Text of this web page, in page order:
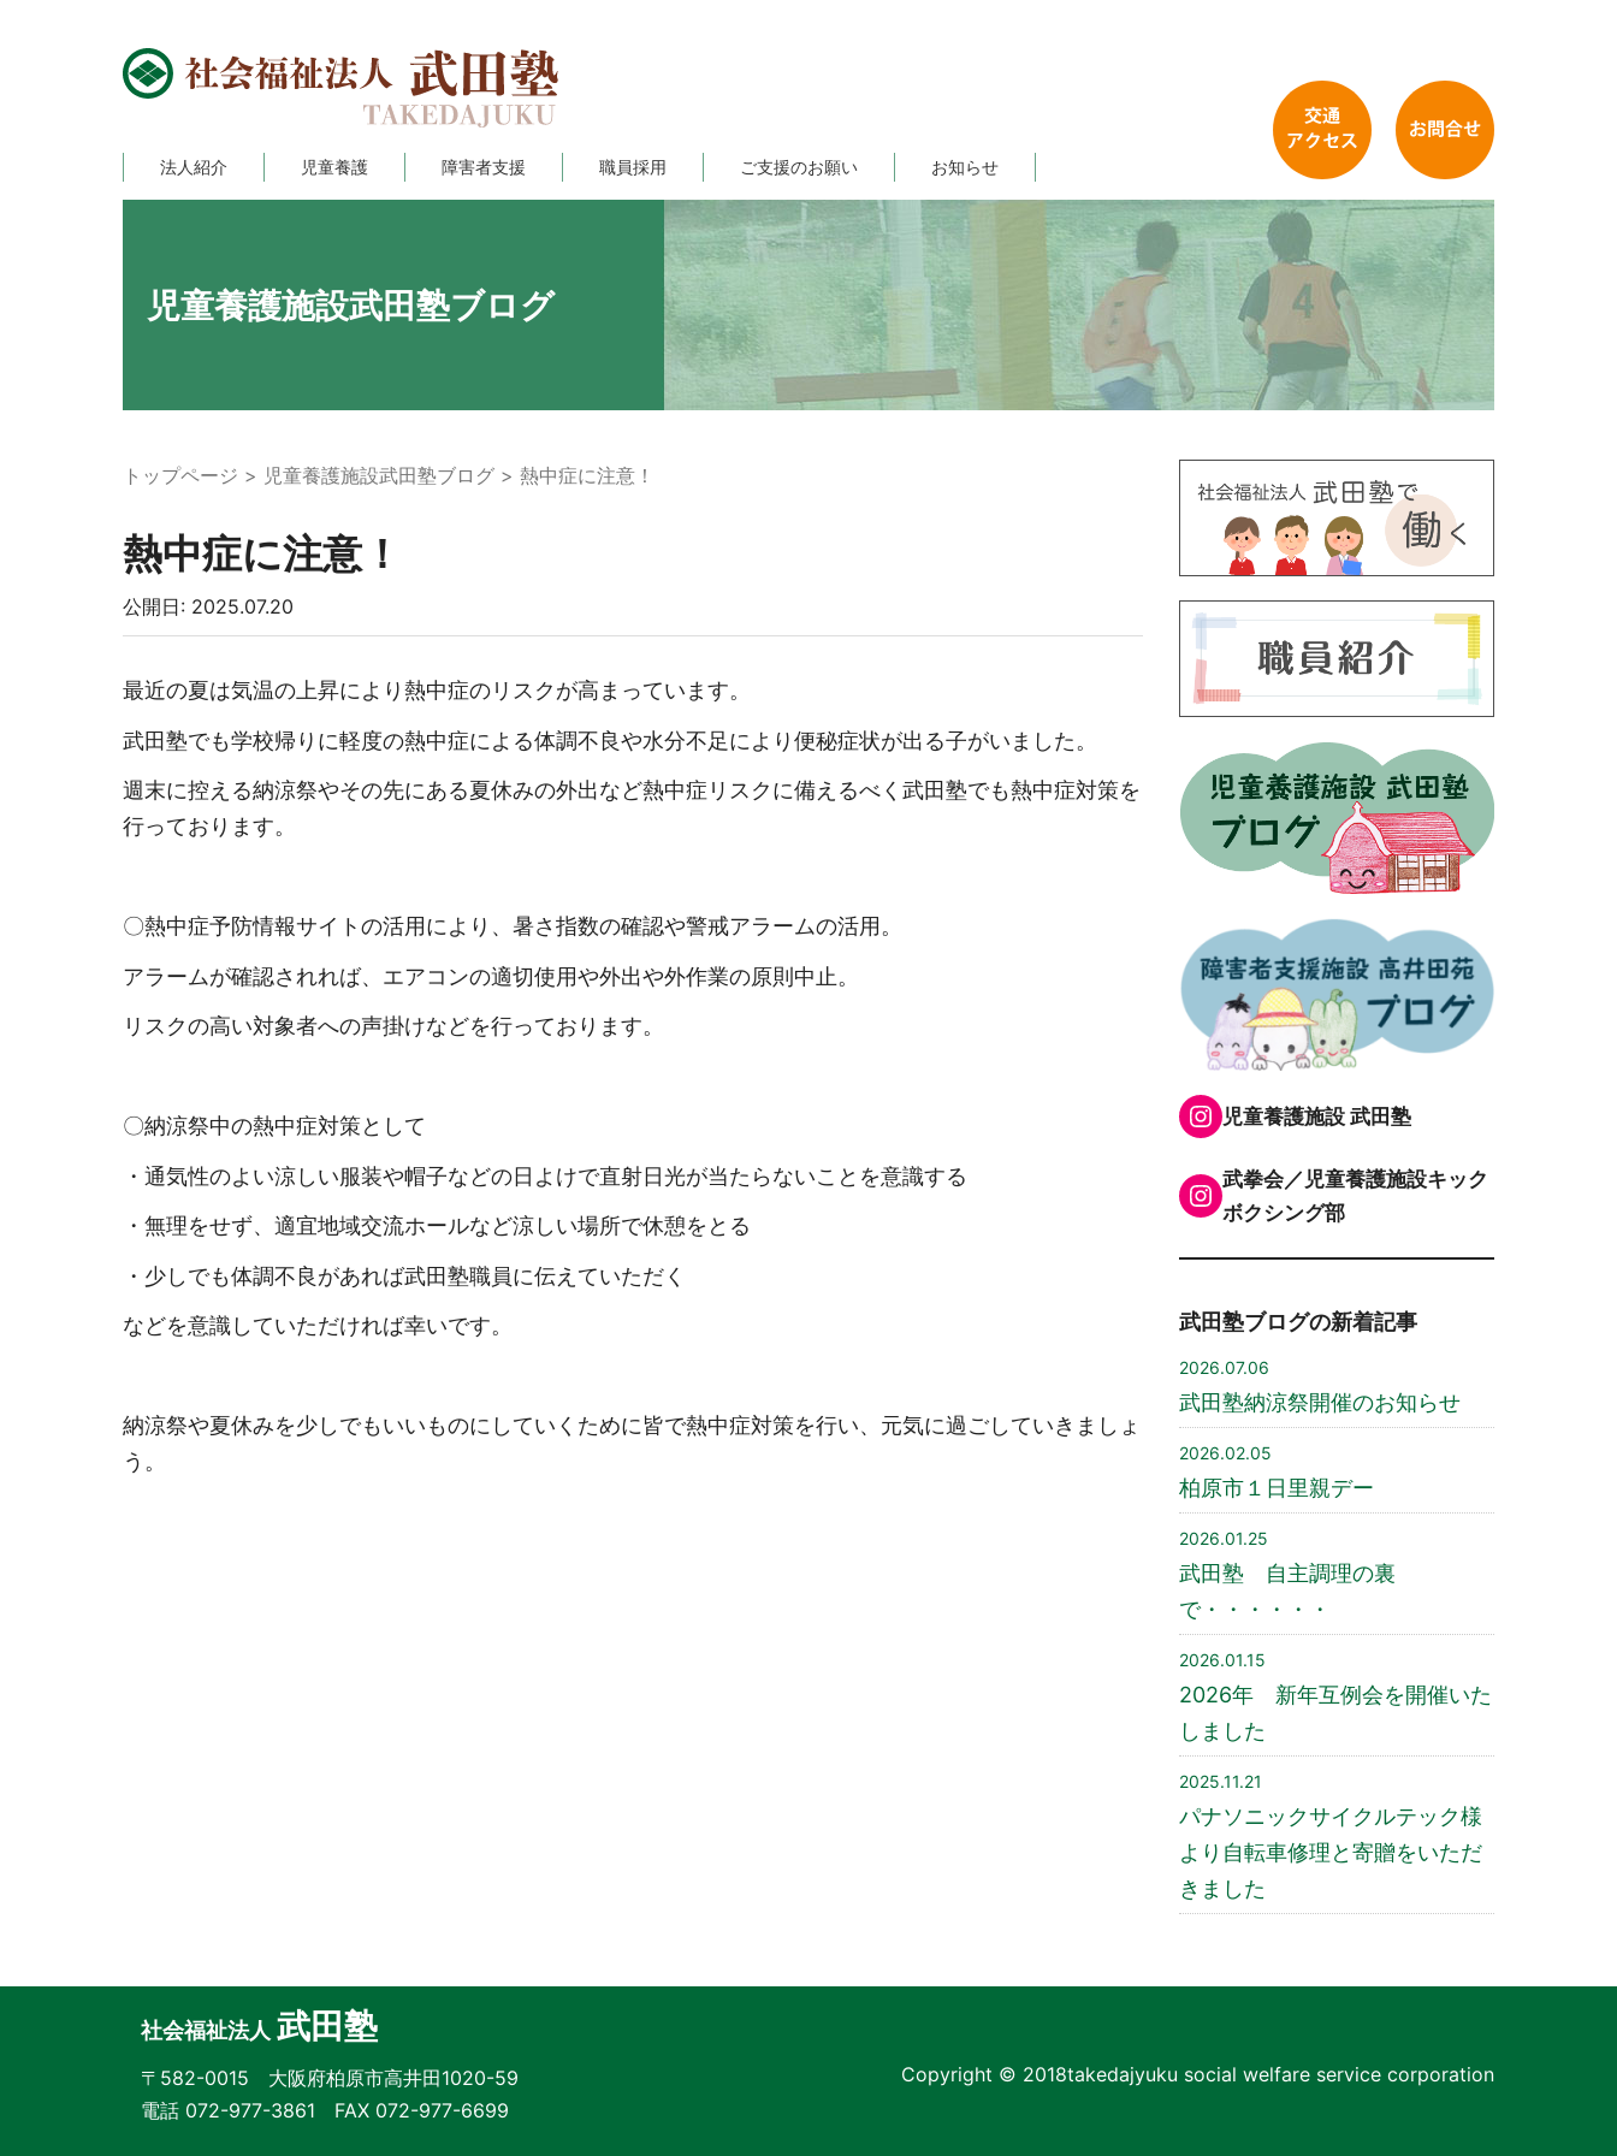
法人紹介 児童養護 障害者支援 職員採用 ご支援のお願い お知らせ
児童養護施設武田塾ブログ
トップページ 児童養護施設武田塾ブログ 熱中症に注意！
熱中症に注意！
公開日: 2025.07.20
最近の夏は気温の上昇により熱中症のリスクが高まっています。
武田塾でも学校帰りに軽度の熱中症による体調不良や水分不足により便秘症状が出る子がいました。
週末に控える納涼祭やその先にある夏休みの外出など熱中症リスクに備えるべく武田塾でも熱中症対策を
行っております。
〇熱中症予防情報サイトの活用により、暑さ指数の確認や警戒アラームの活用。
アラームが確認されれば、エアコンの適切使用や外出や外作業の原則中止。
リスクの高い対象者への声掛けなどを行っております。
〇納涼祭中の熱中症対策として
・通気性のよい涼しい服装や帽子などの日よけで直射日光が当たらないことを意識する
・無理をせず、適宜地域交流ホールなど涼しい場所で休憩をとる
・少しでも体調不良があれば武田塾職員に伝えていただく
などを意識していただければ幸いです。
納涼祭や夏休みを少しでもいいものにしていくために皆で熱中症対策を行い、元気に過ごしていきましょ
う。
Instagram
児童養護施設 武田塾
Instagram
武拳会／児童養護施設キック
ボクシング部
武田塾ブログの新着記事
2026.07.06
武田塾納涼祭開催のお知らせ
2026.02.05
柏原市１日里親デー
2026.01.25
武田塾 自主調理の裏
で・・・・・・
2026.01.15
2026年 新年互例会を開催いた
しました
2025.11.21
パナソニックサイクルテック様
より自転車修理と寄贈をいただ
きました
社会福祉法人 武田塾
〒582-0015 大阪府柏原市高井田1020-59
電話 072-977-3861 FAX 072-977-6699
Copyright © 2018takedajyuku social welfare service corporation